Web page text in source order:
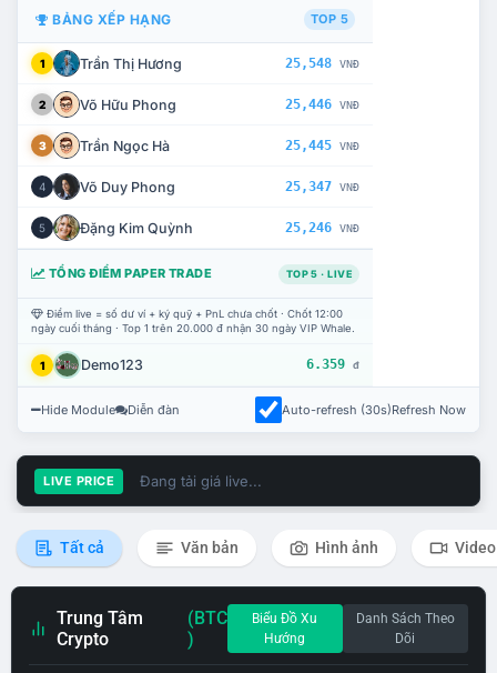
BẢNG XẾP HẠNG TOP 5
1 Trần Thị Hương 25,548 VNĐ
2 Võ Hữu Phong 25,446 VNĐ
3 Trần Ngọc Hà 25,445 VNĐ
4 Võ Duy Phong 25,347 VNĐ
5 Đặng Kim Quỳnh 25,246 VNĐ
TỔNG ĐIỂM PAPER TRADE TOP 5 · LIVE
Điểm live = số dư ví + ký quỹ + PnL chưa chốt · Chốt 12:00
ngày cuối tháng · Top 1 trên 20.000 đ nhận 30 ngày VIP Whale.
1 Demo123 6.359 đ
Hide Module Diễn đàn Auto-refresh (30s)Refresh Now
LIVE PRICE Đang tải giá live...
Tất cả Văn bản Hình ảnh Video
Trung Tâm
Crypto
(BTC
)
Biểu Đồ Xu
Hướng
Danh Sách Theo
Dõi